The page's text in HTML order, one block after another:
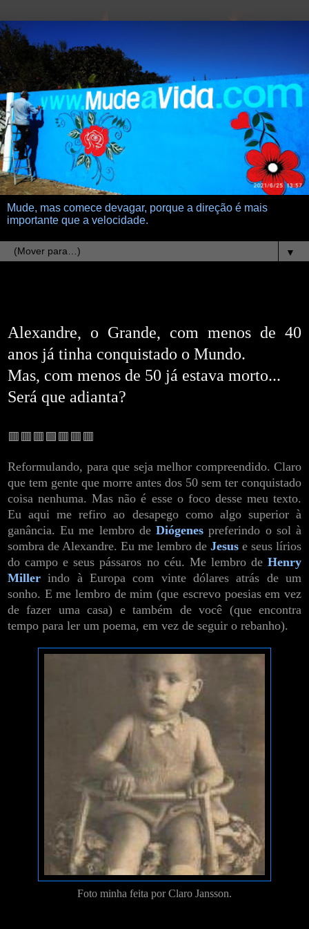
Mude, mas comece devagar, porque a direção é mais
importante que a velocidade.
▼
Alexandre, o Grande, com menos de 40
anos já tinha conquistado o Mundo.
Mas, com menos de 50 já estava morto...
Será que adianta?
🟥🟥🟥🟩🟥🟥🟥
Reformulando, para que seja melhor compreendido. Claro
que tem gente que morre antes dos 50 sem ter conquistado
coisa nenhuma. Mas não é esse o foco desse meu texto.
Eu aqui me refiro ao desapego como algo superior à
ganância. Eu me lembro deDiógenes preferindo o sol à
sombra de Alexandre. Eu me lembro de Jesus e seus lírios
do campo e seus pássaros no céu. Me lembro de Henry
Miller indo à Europa com vinte dólares atrás de um
sonho. E me lembro de mim (que escrevo poesias em vez
de fazer uma casa) e também de você (que encontra
tempo para ler um poema, em vez de seguir o rebanho).
Foto minha feita por Claro Jansson.